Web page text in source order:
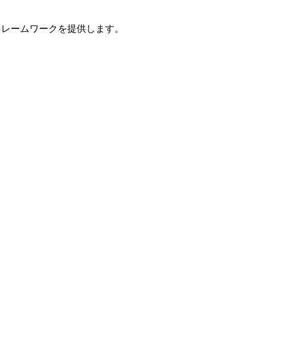
ームワークを提供します。